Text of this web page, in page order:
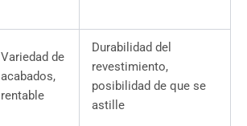
Variedad de
acabados,
rentable
Durabilidad del
revestimiento,
posibilidad de que se
astille